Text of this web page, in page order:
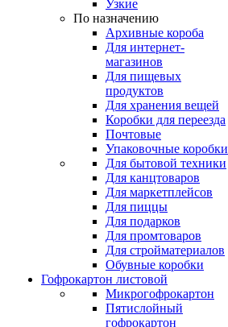
Узкие
По назначению
Архивные короба
Для интернет-
магазинов
Для пищевых
продуктов
Для хранения вещей
Коробки для переезда
Почтовые
Упаковочные коробки
Для бытовой техники
Для канцтоваров
Для маркетплейсов
Для пиццы
Для подарков
Для промтоваров
Для стройматериалов
Обувные коробки
Гофрокартон листовой
Микрогофрокартон
Пятислойный
гофрокартон